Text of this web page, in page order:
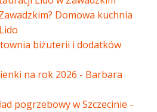
Domowa kuchnia
biżuterii i dodatków
na rok 2026 - Barbara
pogrzebowy w Szczecinie -